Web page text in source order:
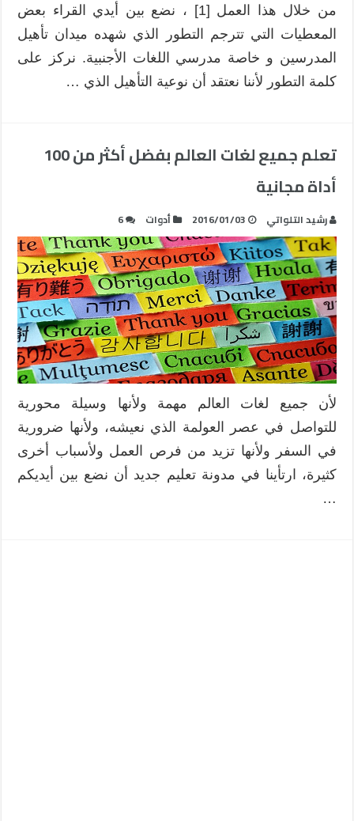
من خلال هذا العمل [1] ، نضع بين أيدي القراء بعض
المعطيات التي تترجم التطور الذي شهده ميدان تأهيل
المدرسين و خاصة مدرسي اللغات الأجنبية. نركز على
كلمة التطور لأننا نعتقد أن نوعية التأهيل الذي …
تعلم جميع لغات العالم بفضل أكثر من 100
أداة مجانية
رشيد التلواتي 2016/01/03 أدوات 6
لأن جميع لغات العالم مهمة ولأنها وسيلة محورية
للتواصل في عصر العولمة الذي نعيشه، ولأنها ضرورية
في السفر ولأنها تزيد من فرص العمل ولأسباب أخرى
كثيرة، ارتأينا في مدونة تعليم جديد أن نضع بين أيديكم
…